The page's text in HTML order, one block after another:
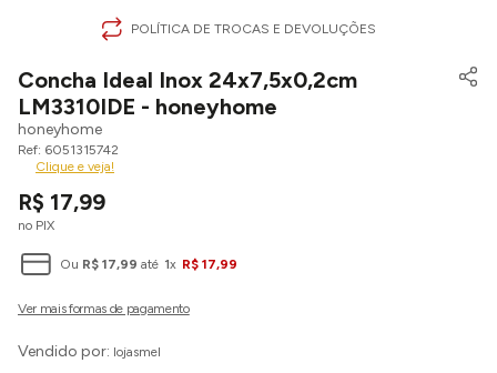
POLÍTICA DE TROCAS E DEVOLUÇÕES
Concha Ideal Inox 24x7,5x0,2cm
LM3310IDE - honeyhome
honeyhome
6051315742
Clique e veja!
R$ 17,99
no PIX
Ou R$ 17,99 até 1x R$ 17,99
Vendido por: lojasmel